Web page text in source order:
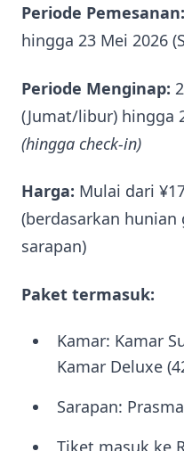
Periode Pemesanan:
hingga 23 Mei 2026
Periode Menginap:
(Jumat/libur) hingga
(hingga check-in)
Harga: Mulai dari
(berdasarkan
sarapan)
Paket termasuk:
Kamar: Kamar
Kamar Deluxe
Sarapan: